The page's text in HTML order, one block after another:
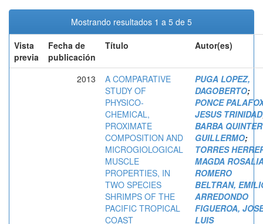
Mostrando resultados 1 a 5 de 5
Vista
previa
Fecha de
publicación
Título Autor(es)
2013
A COMPARATIVE
STUDY OF
PHYSICO-
CHEMICAL,
PROXIMATE
COMPOSITION AND
MICROGIOLOGICAL
MUSCLE
PROPERTIES, IN
TWO SPECIES
SHRIMPS OF THE
PACIFIC TROPICAL
COAST
PUGA LOPEZ,
DAGOBERTO;
PONCE
JESUS TRINIDAD
BARBA
GUILLERMO;
TORRES
MAGDA
ROMERO
BELTRAN,
ARREDONDO
FIGUEROA,
LUIS